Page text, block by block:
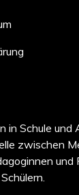
in Schule
zwischen
und